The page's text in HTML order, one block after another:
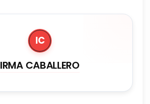
IC
IRMA CABALLERO